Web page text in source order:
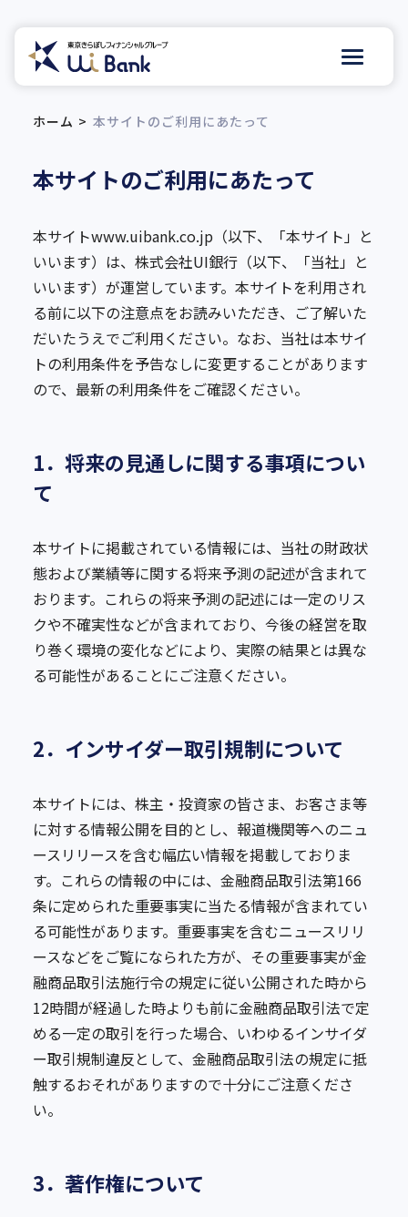
ホーム 本サイトのご利用にあたって
本サイトのご利用にあたって
本サイトwww.uibank.co.jp（以下、「本サイト」と
いいます）は、株式会社UI銀行（以下、「当社」と
いいます）が運営しています。本サイトを利用され
る前に以下の注意点をお読みいただき、ご了解いた
だいたうえでご利用ください。なお、当社は本サイ
トの利用条件を予告なしに変更することがあります
ので、最新の利用条件をご確認ください。
1．将来の見通しに関する事項につい
て
本サイトに掲載されている情報には、当社の財政状
態および業績等に関する将来予測の記述が含まれて
おります。これらの将来予測の記述には一定のリス
クや不確実性などが含まれており、今後の経営を取
り巻く環境の変化などにより、実際の結果とは異な
る可能性があることにご注意ください。
2．インサイダー取引規制について
本サイトには、株主・投資家の皆さま、お客さま等
に対する情報公開を目的とし、報道機関等へのニュ
ースリリースを含む幅広い情報を掲載しておりま
す。これらの情報の中には、金融商品取引法第166
条に定められた重要事実に当たる情報が含まれてい
る可能性があります。重要事実を含むニュースリリ
ースなどをご覧になられた方が、その重要事実が金
融商品取引法施行令の規定に従い公開された時から
12時間が経過した時よりも前に金融商品取引法で定
める一定の取引を行った場合、いわゆるインサイダ
ー取引規制違反として、金融商品取引法の規定に抵
触するおそれがありますので十分にご注意くださ
い。
3．著作権について